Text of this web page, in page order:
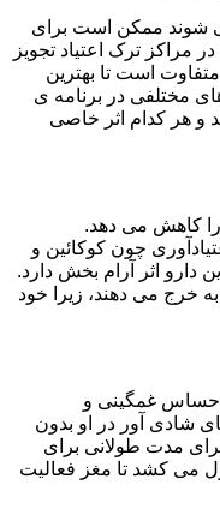
شوند ممکن است برای
مراکز ترک اعتیاد تجویز
است تا بهترین
مختلفی در برنامه ی
و هر کدام اثر خاصی
کاهش می دهد.
چون کوکائین و
دارو اثر آرام بخش دارد.
خرج می دهند، زیرا خود
احساس غمگینی و
شادی آور در او بدون
مدت طولانی برای
می کشد تا مغز فعالیت